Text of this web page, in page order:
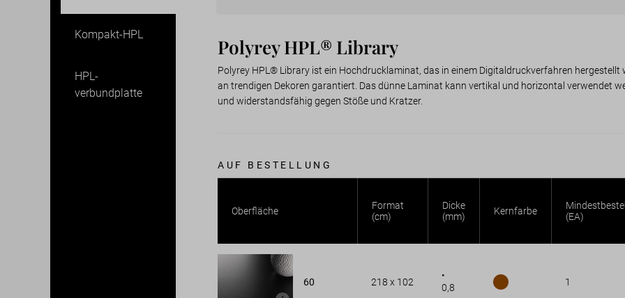
Kompakt-HPL
HPL-
verbundplatte
Polyrey HPL® Library
Polyrey HPL® Library ist ein Hochdrucklaminat, das in einem Digitaldruckverfahren hergestellt
an trendigen Dekoren garantiert. Das dünne Laminat kann vertikal und horizontal verwendet
und widerstandsfähig gegen Stöße und Kratzer.
AUF BESTELLUNG
Oberfläche
Format
(cm)
Dicke
(mm)
Kernfarbe
(EA)
60 218 x 102
•
0,8
1